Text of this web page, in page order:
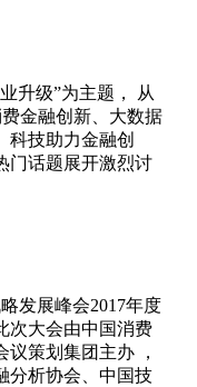
升级”为主题， 从
金融创新、大数据
科技助力金融创
门话题展开激烈讨
发展峰会2017年度
次大会由中国消费
策划集团主办 ，
分析协会、中国技